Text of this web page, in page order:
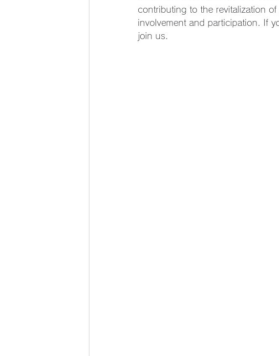
contributing to the revitalization
involvement and participation. If
join us.